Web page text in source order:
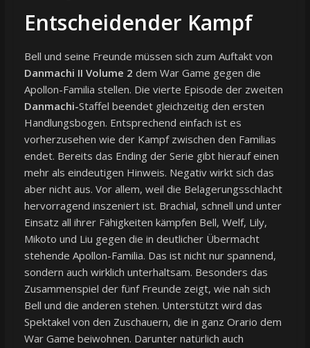
Entscheidender Kampf
Bell und seine Freunde müssen sich zum Auftakt von
Danmachi II Volume 2 dem War Game gegen die
Apollon-Familia stellen. Die vierte Episode der zweiten
Danmachi-Staffel beendet gleichzeitig den ersten
Handlungsbogen. Entsprechend einfach ist es
vorherzusehen wie der Kampf zwischen den Familias
endet. Bereits das Ending der Serie gibt hierauf einen
mehr als eindeutigen Hinweis. Negativ wirkt sich das
aber nicht aus. Vor allem, weil die Belagerungsschlacht
hervorragend inszeniert ist. Brachial, schnell und unter
Einsatz all ihrer Fähigkeiten kämpfen Bell, Welf, Lily,
Mikoto und Liu gegen die in deutlicher Übermacht
stehende Apollon-Familia. Das ist nicht nur spannend,
sondern auch wirklich unterhaltsam. Besonders das
Zusammenspiel der fünf Freunde zeigt, wie nah sich
Bell und die anderen stehen. Unterstützt wird das
Spektakel von den Zuschauern, die in ganz Orario dem
War Game beiwohnen. Darunter natürlich auch